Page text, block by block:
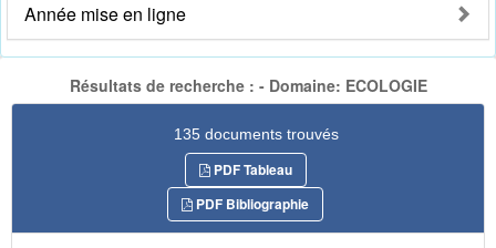
Année mise en ligne
Résultats de recherche : - Domaine: ECOLOGIE
135 documents trouvés
PDF Tableau
PDF Bibliographie